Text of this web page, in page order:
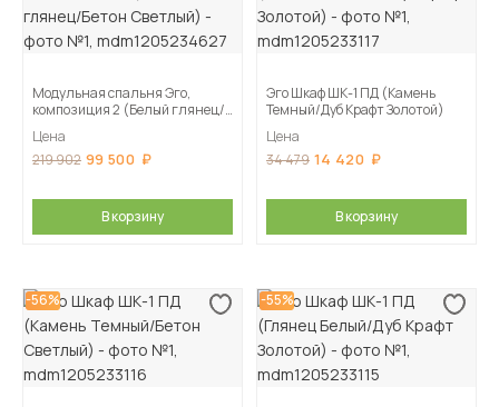
Модульная спальня Эго,
композиция 2 (Белый глянец/
Цена
219 902 99 500
В корзину
Эго Шкаф ШК-1 ПД (Камень
Темный/Дуб Крафт Золотой)
Цена
34 479 14 420
В корзину
-56% -55%